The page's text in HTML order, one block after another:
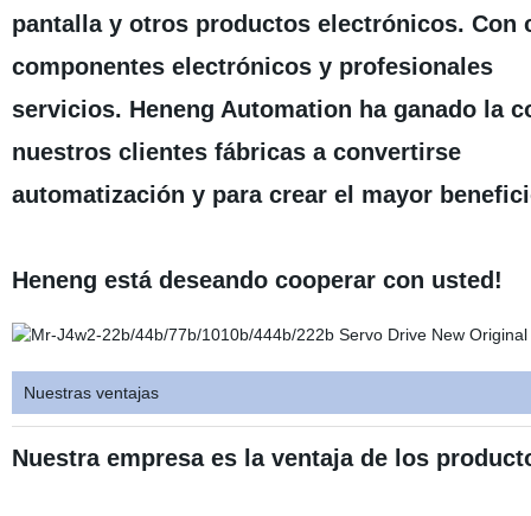
pantalla y otros productos electrónicos. Con
componentes electrónicos y profesionales
servicios. Heneng Automation ha ganado la
nuestros clientes fábricas a convertirse
automatización y para crear el mayor
Heneng está deseando cooperar con usted!
Nuestras ventajas
Nuestra empresa es la ventaja de los